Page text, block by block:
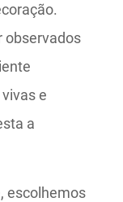
observados
e
a
escolhemos